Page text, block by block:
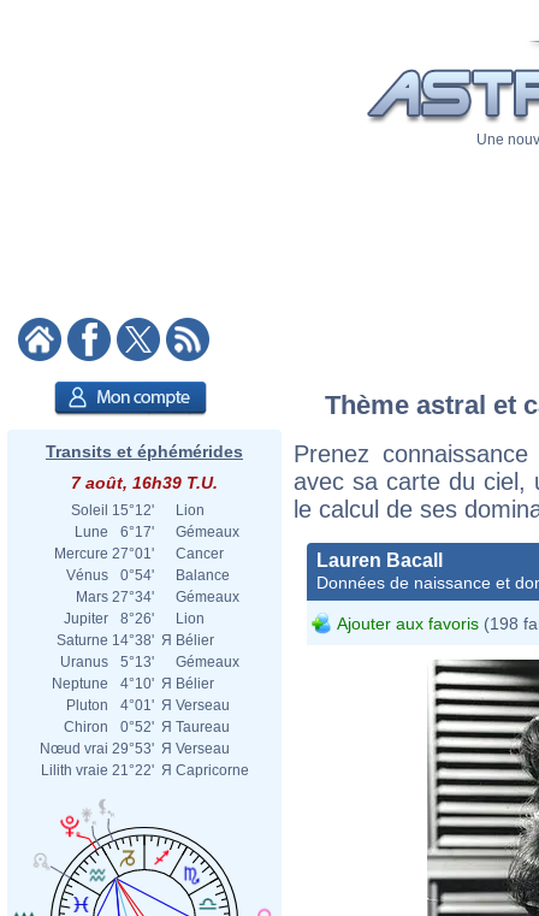
Une
Transits et éphémérides
7 août, 16h39 T.U.
Soleil 15°12'
Lion
Lune
6°17'
Gémeaux
Mercure 27°01'
Cancer
Vénus
0°54'
Balance
Mars 27°34'
Gémeaux
Jupiter
8°26'
Lion
Saturne 14°38' Я Bélier
Uranus
5°13'
Gémeaux
Neptune
4°10' Я Bélier
Pluton
4°01' Я Verseau
Chiron
0°52' Я Taureau
Nœud vrai 29°53' Я Verseau
Lilith vraie 21°22' Я Capricorne
Thème astral et
Prenez
avec sa carte du ciel,
le calcul de ses
Lauren Bacall
Données de naissance et
Ajouter aux favoris (198